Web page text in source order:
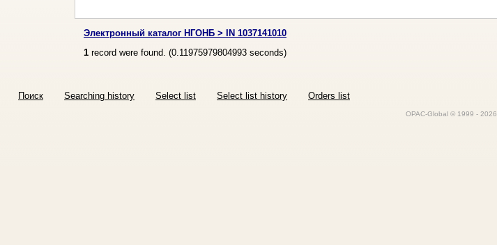
Электронный каталог НГОНБ > IN 1037141010
1record were found. (0.11975979804993seconds)
Поиск Searching history Select list Select list history Orders list
OPAC-Global © 1999 - 2026